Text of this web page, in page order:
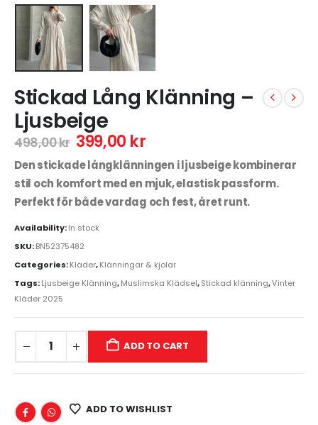
Stickad Lång Klänning –
Ljusbeige
498,00kr 399,00 kr
Den stickade långklänningen i ljusbeige kombinerar
stil och komfort med en mjuk, elastisk passform.
Perfekt för både vardag och fest, året runt.
Availability:In stock
SKU:BN52375482
Categories:Kläder,Klänningar & kjolar
Tags:Ljusbeige Klänning,Muslimska Klädsel,Stickad klänning,Vinter
Kläder 2025
ADD TO CART
ADD TO WISHLIST